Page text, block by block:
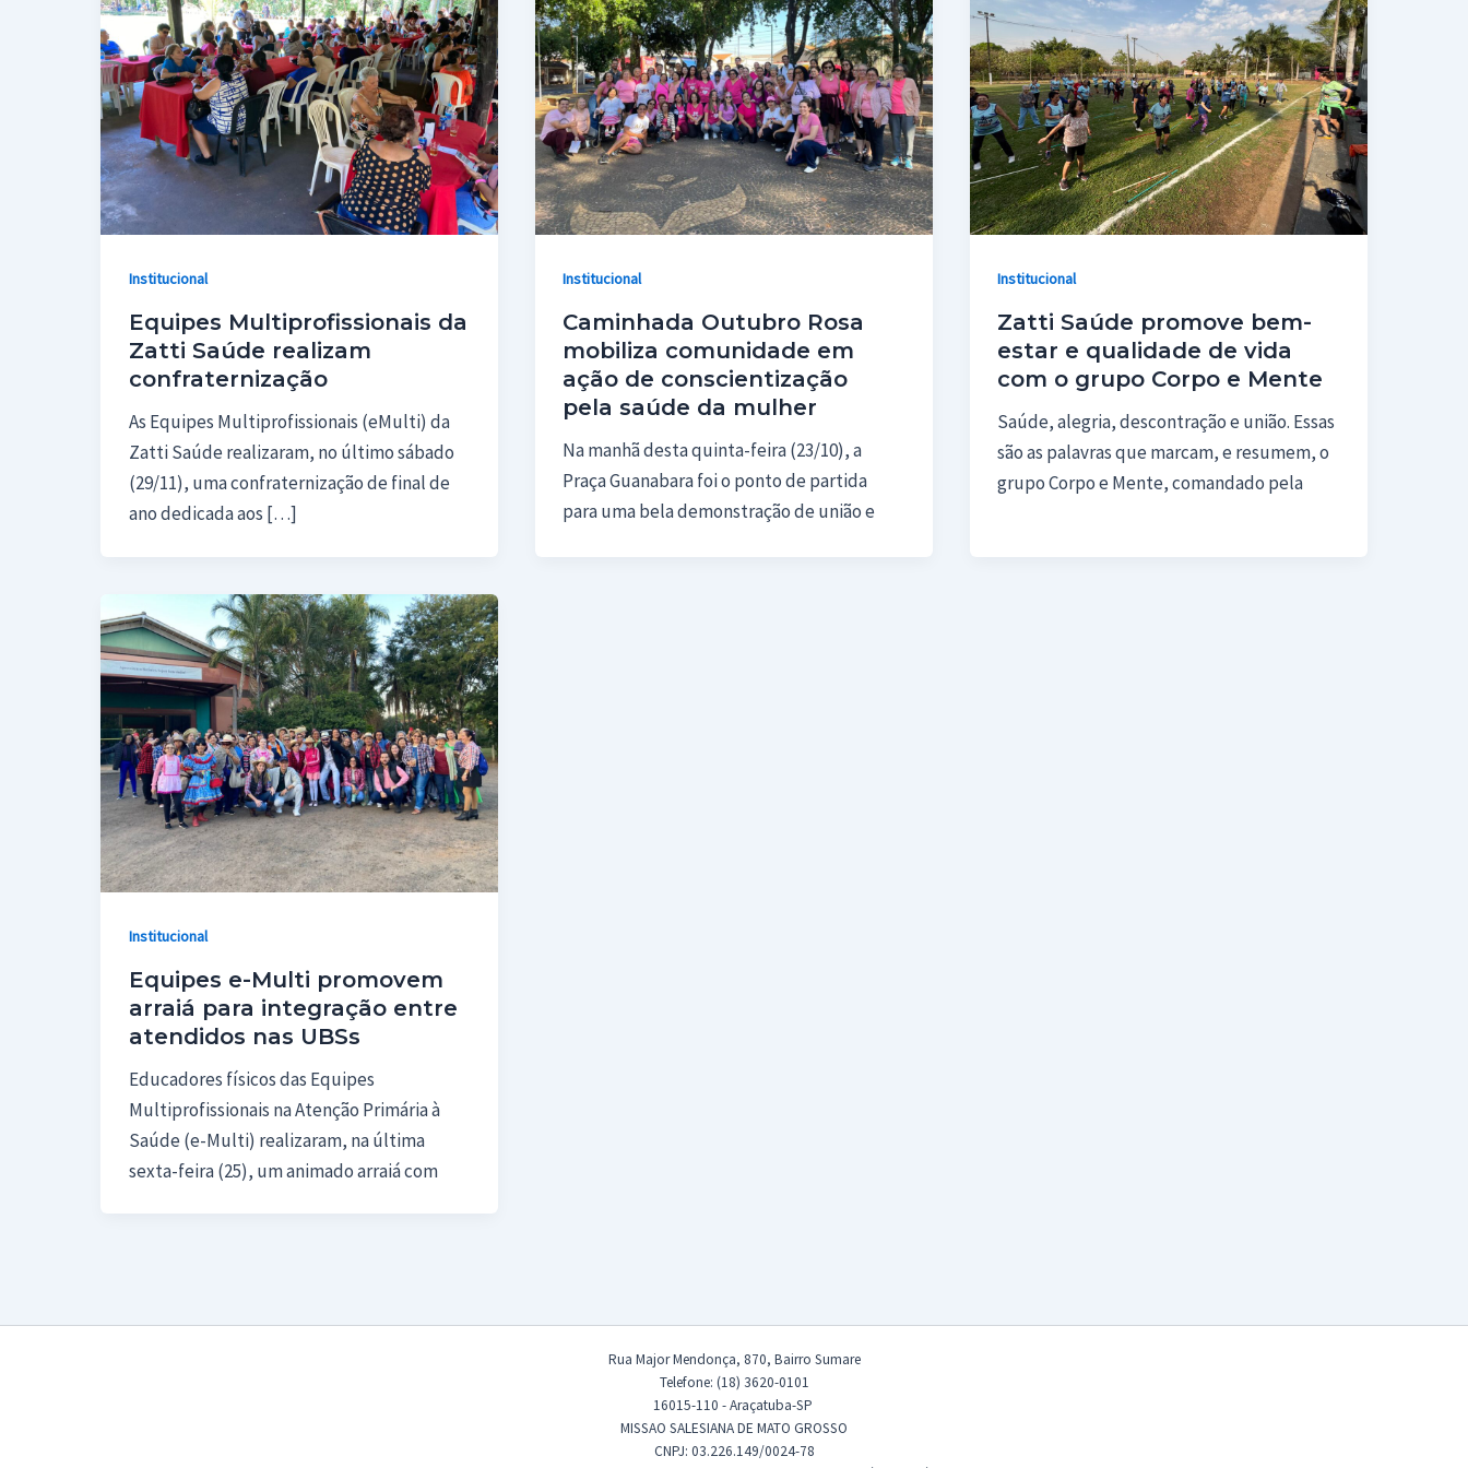
Institucional
Equipes Multiprofissionais da
Zatti Saúde realizam
confraternização
As Equipes Multiprofissionais (eMulti) da
Zatti Saúde realizaram, no último sábado
(29/11), uma confraternização de final de
ano dedicada aos […]
Institucional
Caminhada Outubro Rosa
mobiliza comunidade em
ação de conscientização
pela saúde da mulher
Na manhã desta quinta-feira (23/10), a
Praça Guanabara foi o ponto de partida
para uma bela demonstração de união e
Institucional
Zatti Saúde promove bem-
estar e qualidade de vida
com o grupo Corpo e Mente
Saúde, alegria, descontração e união. Essas
são as palavras que marcam, e resumem, o
grupo Corpo e Mente, comandado pela
Institucional
Equipes e-Multi promovem
arraiá para integração entre
atendidos nas UBSs
Educadores físicos das Equipes
Multiprofissionais na Atenção Primária à
Saúde (e-Multi) realizaram, na última
sexta-feira (25), um animado arraiá com
Rua Major Mendonça, 870, Bairro Sumare
Telefone: (18) 3620-0101
16015-110 - Araçatuba-SP
MISSAO SALESIANA DE MATO GROSSO
CNPJ: 03.226.149/0024-78